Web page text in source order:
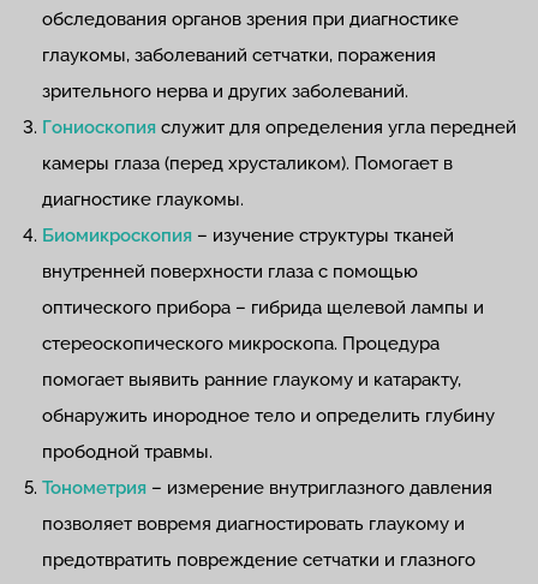
обследования органов зрения при диагностике
глаукомы, заболеваний сетчатки, поражения
зрительного нерва и других заболеваний.
Гониоскопия служит для определения угла передней
камеры глаза (перед хрусталиком). Помогает в
диагностике глаукомы.
Биомикроскопия – изучение структуры тканей
внутренней поверхности глаза с помощью
оптического прибора – гибрида щелевой лампы и
стереоскопического микроскопа. Процедура
помогает выявить ранние глаукому и катаракту,
обнаружить инородное тело и определить глубину
прободной травмы.
Тонометрия – измерение внутриглазного давления
позволяет вовремя диагностировать глаукому и
предотвратить повреждение сетчатки и глазного